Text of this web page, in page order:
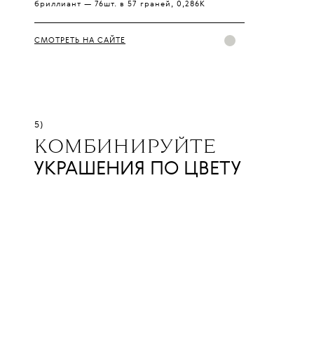
бриллиант — 76шт. в 57 граней, 0,286К
СМОТРЕТЬ НА САЙТЕ
5)
КОМБИНИРУЙТЕ
УКРАШЕНИЯ ПО ЦВЕТУ